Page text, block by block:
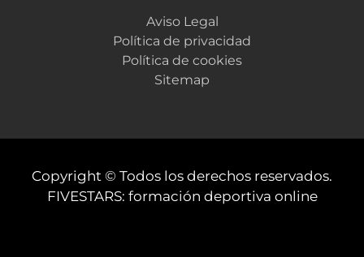
Aviso Legal
Política de privacidad
Política de cookies
Sitemap
Copyright © Todos los derechos reservados.
FIVESTARS: formación deportiva online